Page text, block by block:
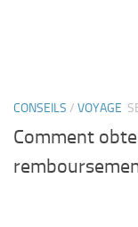
CONSEILS / VOYAGE
Comment